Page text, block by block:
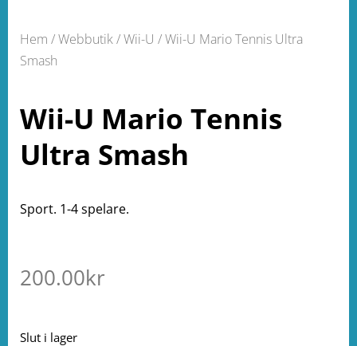
Hem /Webbutik/Wii-U / Wii-U Mario Tennis Ultra
Smash
Wii-U Mario Tennis
Ultra Smash
Sport. 1-4 spelare.
200.00kr
Slut i lager